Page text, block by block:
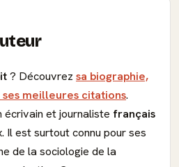
? Découvrez sa biographie,
meilleures citations.
écrivain et journaliste français
Il est surtout connu pour ses
de la sociologie de la